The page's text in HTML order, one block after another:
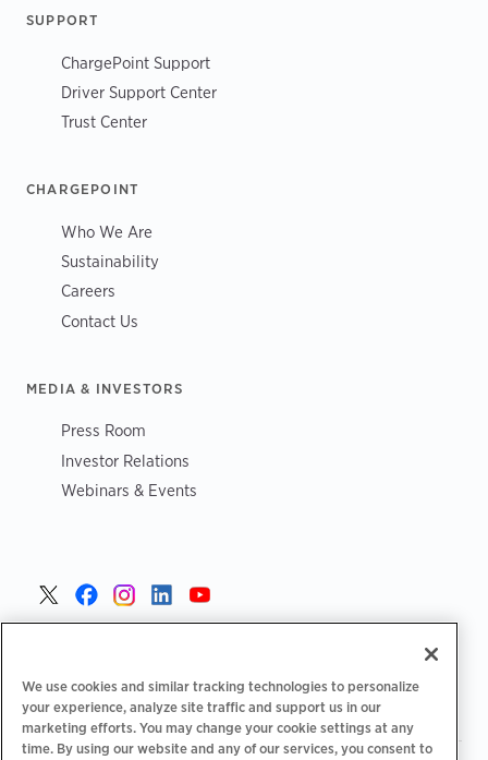
SUPPORT
ChargePoint Support
Driver Support Center
Trust Center
CHARGEPOINT
Who We Are
Sustainability
Careers
Contact Us
MEDIA & INVESTORS
Press Room
Investor Relations
Webinars & Events
We use cookies and similar tracking technologies to personalize
your experience, analyze site traffic and support us in our
marketing efforts. You may change your cookie settings at any
time. By using our website and any of our services, you consent to